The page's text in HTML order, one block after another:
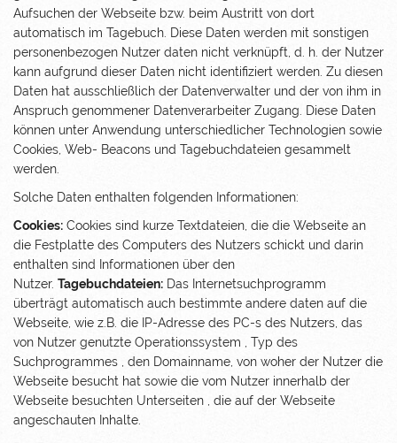
Aufsuchen der Webseite bzw. beim Austritt von dort
automatisch im Tagebuch. Diese Daten werden mit sonstigen
personenbezogen Nutzer daten nicht verknüpft, d. h. der Nutzer
kann aufgrund dieser Daten nicht identifiziert werden. Zu diesen
Daten hat ausschließlich der Datenverwalter und der von ihm in
Anspruch genommener Datenverarbeiter Zugang. Diese Daten
können unter Anwendung unterschiedlicher Technologien sowie
Cookies, Web- Beacons und Tagebuchdateien gesammelt
werden.
Solche Daten enthalten folgenden Informationen:
Cookies: Cookies sind kurze Textdateien, die die Webseite an
die Festplatte des Computers des Nutzers schickt und darin
enthalten sind Informationen über den
Nutzer. Tagebuchdateien: Das Internetsuchprogramm
überträgt automatisch auch bestimmte andere daten auf die
Webseite, wie z.B. die IP-Adresse des PC-s des Nutzers, das
von Nutzer genutzte Operationssystem , Typ des
Suchprogrammes , den Domainname, von woher der Nutzer die
Webseite besucht hat sowie die vom Nutzer innerhalb der
Webseite besuchten Unterseiten , die auf der Webseite
angeschauten Inhalte.